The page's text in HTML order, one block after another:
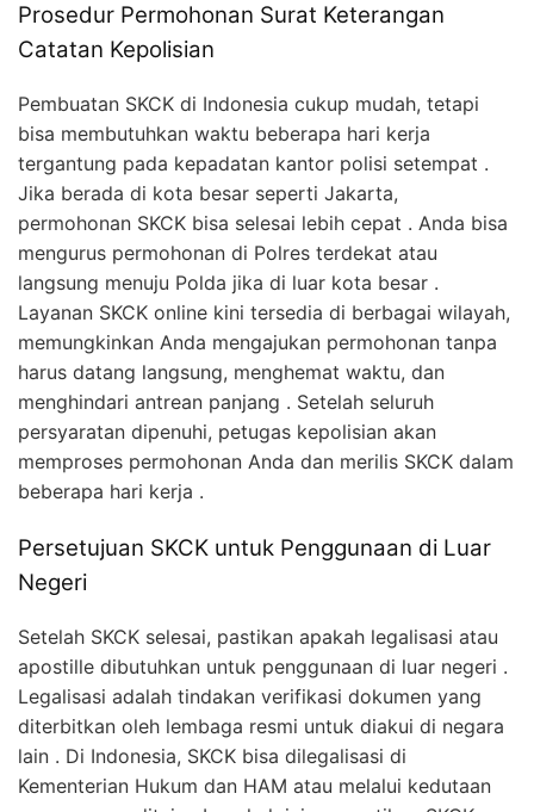
Prosedur Permohonan Surat Keterangan
Catatan Kepolisian
Pembuatan SKCK di Indonesia cukup mudah, tetapi
bisa membutuhkan waktu beberapa hari kerja
tergantung pada kepadatan kantor polisi setempat .
Jika berada di kota besar seperti Jakarta,
permohonan SKCK bisa selesai lebih cepat . Anda bisa
mengurus permohonan di Polres terdekat atau
langsung menuju Polda jika di luar kota besar .
Layanan SKCK online kini tersedia di berbagai wilayah,
memungkinkan Anda mengajukan permohonan tanpa
harus datang langsung, menghemat waktu, dan
menghindari antrean panjang . Setelah seluruh
persyaratan dipenuhi, petugas kepolisian akan
memproses permohonan Anda dan merilis SKCK dalam
beberapa hari kerja .
Persetujuan SKCK untuk Penggunaan di Luar
Negeri
Setelah SKCK selesai, pastikan apakah legalisasi atau
apostille dibutuhkan untuk penggunaan di luar negeri .
Legalisasi adalah tindakan verifikasi dokumen yang
diterbitkan oleh lembaga resmi untuk diakui di negara
lain . Di Indonesia, SKCK bisa dilegalisasi di
Kementerian Hukum dan HAM atau melalui kedutaan